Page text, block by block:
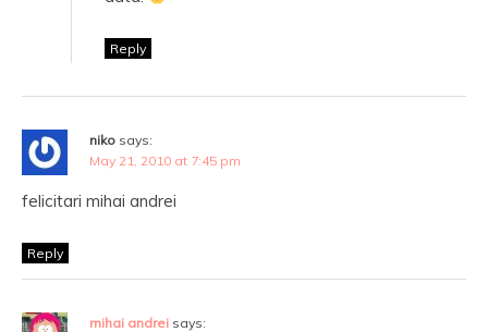
Reply
niko says:
May 21, 2010 at 7:45 pm
felicitari mihai andrei
Reply
mihai andrei says: